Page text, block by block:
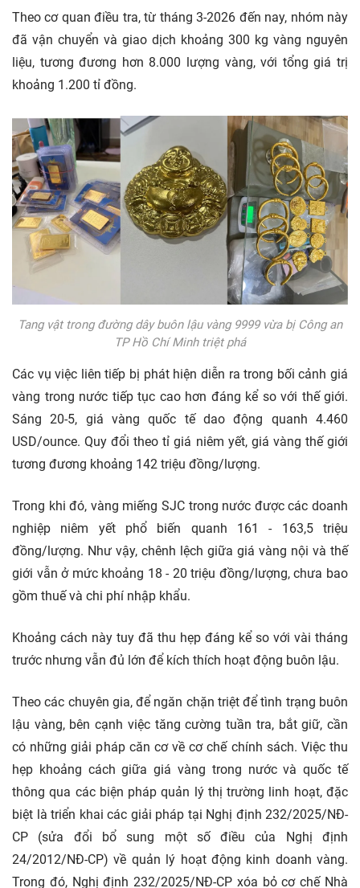
Theo cơ quan điều tra, từ tháng 3-2026 đến nay, nhóm này
đã vận chuyển và giao dịch khoảng 300 kg vàng nguyên
liệu, tương đương hơn 8.000 lượng vàng, với tổng giá trị
khoảng 1.200 tỉ đồng.
Tang vật trong đường dây buôn lậu vàng 9999 vừa bị Công an
TP Hồ Chí Minhtriệt phá
Các vụ việc liên tiếp bị phát hiện diễn ra trong bối cảnh giá
vàng trong nước tiếp tục cao hơn đáng kể so với thế giới.
Sáng 20-5, giá vàng quốc tế dao động quanh 4.460
USD/ounce. Quy đổi theo tỉ giá niêm yết, giá vàng thế giới
tương đương khoảng 142 triệu đồng/lượng.
Trong khi đó, vàng miếng SJC trong nước được các doanh
nghiệp niêm yết phổ biến quanh 161 - 163,5 triệu
đồng/lượng. Như vậy, chênh lệch giữa giá vàng nội và thế
giới vẫn ở mức khoảng 18 - 20 triệu đồng/lượng, chưa bao
gồm thuế và chi phí nhập khẩu.
Khoảng cách này tuy đã thu hẹp đáng kể so với vài tháng
trước nhưng vẫn đủ lớn để kích thích hoạt động buôn lậu.
Theo các chuyên gia, để ngăn chặn triệt để tình trạng buôn
lậu vàng, bên cạnh việc tăng cường tuần tra, bắt giữ, cần
có những giải pháp căn cơ về cơ chế chính sách. Việc thu
hẹp khoảng cách giữa giá vàng trong nước và quốc tế
thông qua các biện pháp quản lý thị trường linh hoạt, đặc
biệt là triển khai các giải pháp tại Nghị định 232/2025/NĐ-
CP (sửa đổi bổ sung một số điều của Nghị định
24/2012/NĐ-CP) về quản lý hoạt động kinh doanh vàng.
Trong đó, Nghị định 232/2025/NĐ-CP xóa bỏ cơ chế Nhà